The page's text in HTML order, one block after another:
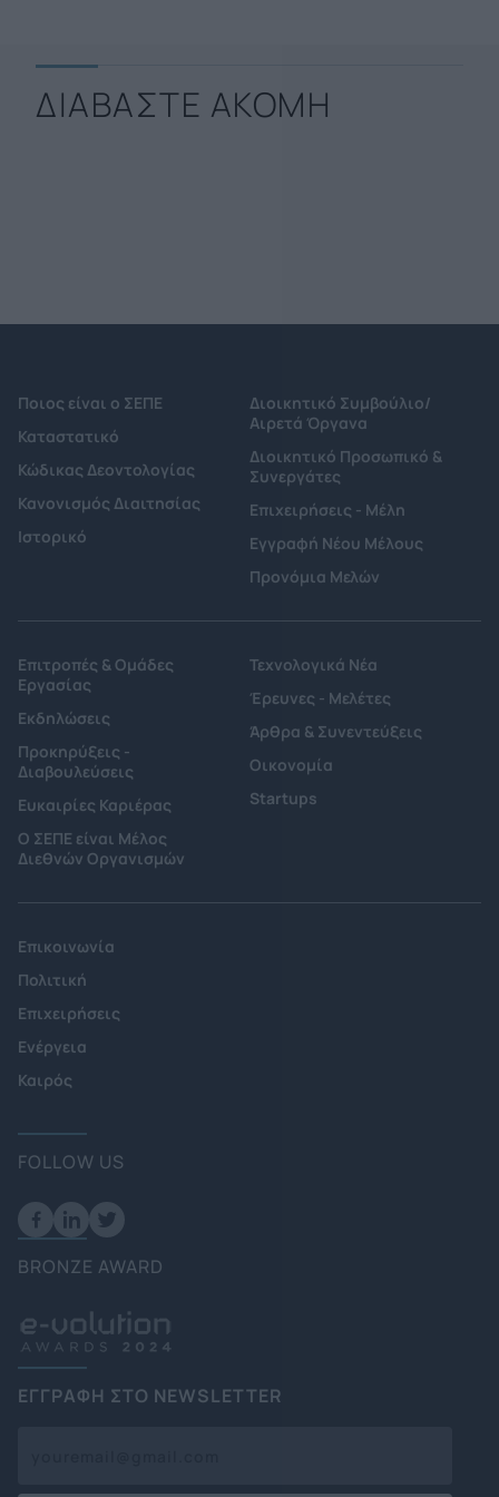
ΔΙΑΒΑΣΤΕ ΑΚΟΜΗ
Ποιος είναι ο ΣΕΠΕ
Καταστατικό
Κώδικας Δεοντολογίας
Κανονισμός Διαιτησίας
Ιστορικό
Διοικητικό Συμβούλιο/
Αιρετά Όργανα
Διοικητικό Προσωπικό &
Συνεργάτες
Επιχειρήσεις - Μέλη
Εγγραφή Νέου Μέλους
Προνόμια Μελών
Επιτροπές & Ομάδες
Εργασίας
Εκδηλώσεις
Προκηρύξεις -
Διαβουλεύσεις
Ευκαιρίες Καριέρας
Ο ΣΕΠΕ είναι Μέλος
Διεθνών Οργανισμών
Τεχνολογικά Νέα
Έρευνες - Μελέτες
Άρθρα & Συνεντεύξεις
Οικονομία
Startups
Επικοινωνία
Πολιτική
Επιχειρήσεις
Ενέργεια
Καιρός
FOLLOW US
BRONZE AWARD
ΕΓΓΡΑΦΗ ΣΤΟ NEWSLETTER